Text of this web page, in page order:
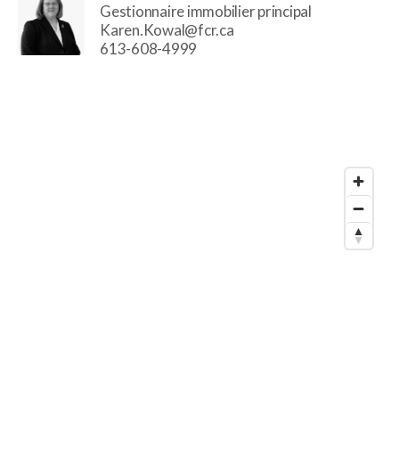
Gestionnaire immobilier principal
Karen.Kowal@fcr.ca
613-608-4999